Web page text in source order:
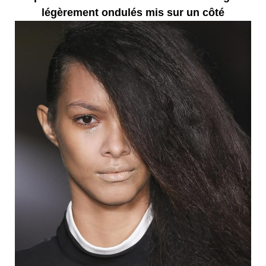
légèrement ondulés mis sur un côté